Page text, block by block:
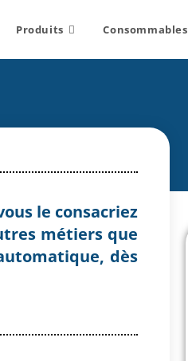
Produits Consommables
le consacriez
métiers que
dès